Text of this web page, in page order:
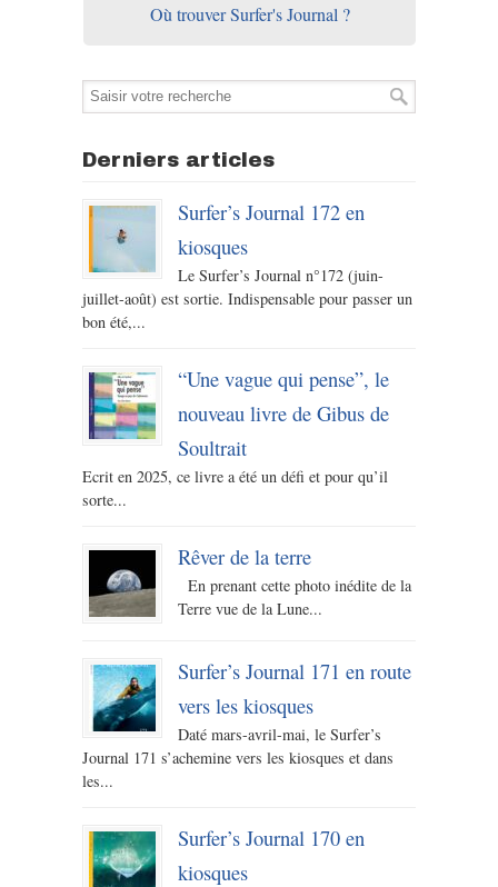
Où trouver Surfer's Journal ?
Derniers articles
Surfer’s Journal 172 en
kiosques
Le Surfer’s Journal n°172 (juin-
juillet-août) est sortie. Indispensable pour passer un
bon été,...
“Une vague qui pense”, le
nouveau livre de Gibus de
Soultrait
Ecrit en 2025, ce livre a été un défi et pour qu’il
sorte...
Rêver de la terre
En prenant cette photo inédite de la
Terre vue de la Lune...
Surfer’s Journal 171 en route
vers les kiosques
Daté mars-avril-mai, le Surfer’s
Journal 171 s’achemine vers les kiosques et dans
les...
Surfer’s Journal 170 en
kiosques